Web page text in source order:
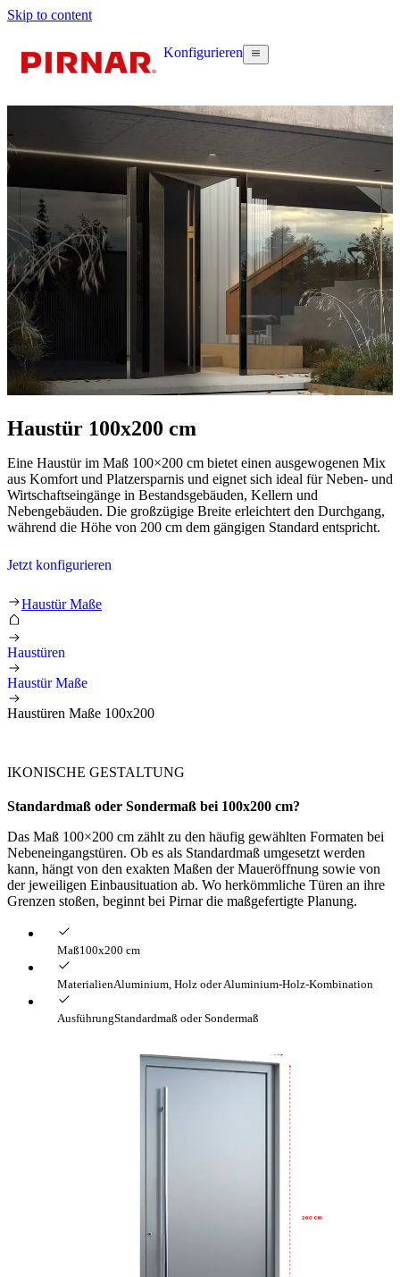
Skip to content
Konfigurieren
Haustür 100x200 cm
Eine Haustür im Maß 100×200 cm bietet einen ausgewogenen Mix
aus Komfort und Platzersparnis und eignet sich ideal für Neben- und
Wirtschaftseingänge in Bestandsgebäuden, Kellern und
Nebengebäuden. Die großzügige Breite erleichtert den Durchgang,
während die Höhe von 200 cm dem gängigen Standard entspricht.
Jetzt konfigurieren
Haustüren masse 100x200
Haustür Maße
Haustüren
Haustür Maße
Haustüren Maße 100x200
IKONISCHE GESTALTUNG
Standardmaß oder Sondermaß bei 100x200 cm?
Das Maß 100×200 cm zählt zu den häufig gewählten Formaten bei
Nebeneingangstüren. Ob es als Standardmaß umgesetzt werden
kann, hängt von den exakten Maßen der Maueröffnung sowie von
der jeweiligen Einbausituation ab. Wo herkömmliche Türen an ihre
Grenzen stoßen, beginnt bei Pirnar die maßgefertigte Planung.
Maß100x200 cm
MaterialienAluminium, Holz oder Aluminium-Holz-Kombination
AusführungStandardmaß oder Sondermaß